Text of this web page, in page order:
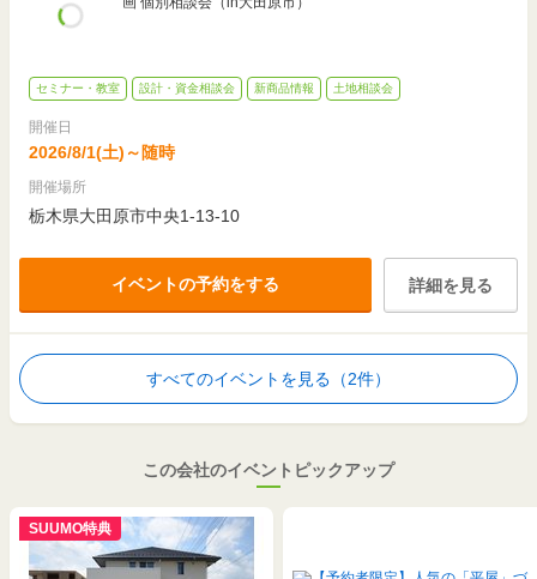
セミナー・教室 設計・資金相談会 新商品情報 土地相談会
開催日
2026/8/1(土)～随時
開催場所
栃木県大田原市中央1-13-10
イベントの予約をする 詳細を見る
すべてのイベントを見る（2件）
この会社のイベントピックアップ
SUUMO特典